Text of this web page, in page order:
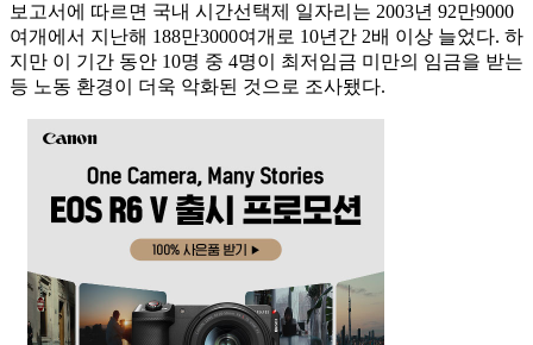
보고서에 따르면 국내 시간선택제 일자리는 2003년 92만9000
여개에서 지난해 188만3000여개로 10년간 2배 이상 늘었다. 하
지만 이 기간 동안 10명 중 4명이 최저임금 미만의 임금을 받는
등 노동 환경이 더욱 악화된 것으로 조사됐다.